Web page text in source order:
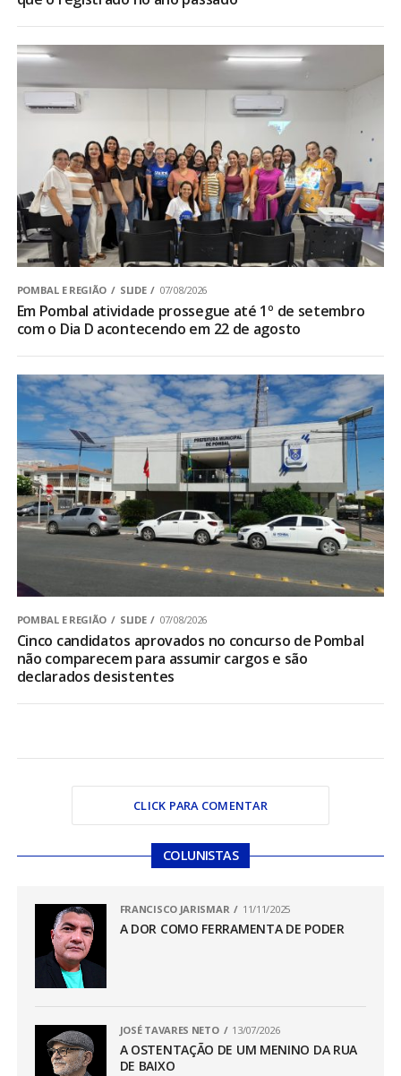
POMBAL E REGIÃO SLIDE 07/08/2026
Em Pombal atividade prossegue até 1º de setembro
com o Dia D acontecendo em 22 de agosto
POMBAL E REGIÃO SLIDE 07/08/2026
Cinco candidatos aprovados no concurso de Pombal
não comparecem para assumir cargos e são
declarados desistentes
CLICK PARA COMENTAR
COLUNISTAS
FRANCISCO JARISMAR 11/11/2025
A DOR COMO FERRAMENTA DE PODER
JOSÉ TAVARES NETO 13/07/2026
A OSTENTAÇÃO DE UM MENINO DA RUA
DE BAIXO